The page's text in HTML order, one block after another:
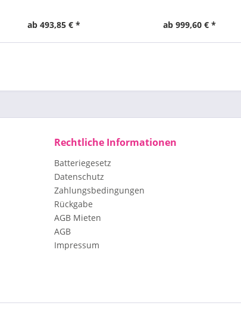
ab 493,85 € * ab 999,60 € *
Rechtliche Informationen
Batteriegesetz
Datenschutz
Zahlungsbedingungen
Rückgabe
AGB Mieten
AGB
Impressum